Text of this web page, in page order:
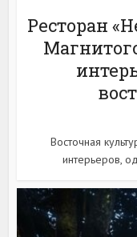
Ресторан
Восточная
интерьеров,